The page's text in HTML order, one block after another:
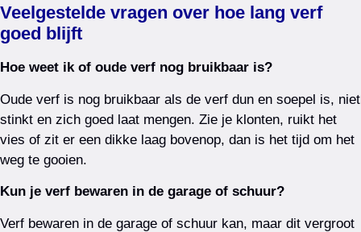
Veelgestelde vragen over hoe lang verf
goed blijft
Hoe weet ik of oude verf nog bruikbaar is?
Oude verf is nog bruikbaar als de verf dun en soepel is, niet
stinkt en zich goed laat mengen. Zie je klonten, ruikt het
vies of zit er een dikke laag bovenop, dan is het tijd om het
weg te gooien.
Kun je verf bewaren in de garage of schuur?
Verf bewaren in de garage of schuur kan, maar dit vergroot